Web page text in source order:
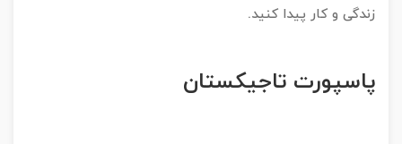
زندگی و کار پیدا کنید.
پاسپورت تاجیکستان